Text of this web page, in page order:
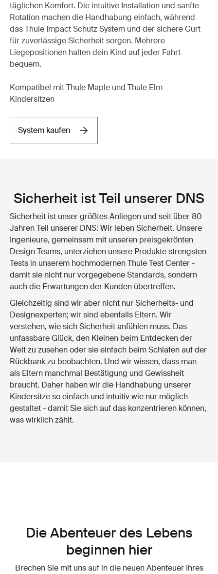
täglichen Komfort. Die intuitive Installation und sanfte
Rotation machen die Handhabung einfach, während
das Thule Impact Schutz System und der sichere Gurt
für zuverlässige Sicherheit sorgen. Mehrere
Liegepositionen halten dein Kind auf jeder Fahrt
bequem.
Kompatibel mit Thule Maple und Thule Elm
Kindersitzen
System kaufen
Sicherheit ist Teil unserer DNS
Sicherheit ist unser größtes Anliegen und seit über 80
Jahren Teil unserer DNS: Wir leben Sicherheit. Unsere
Ingenieure, gemeinsam mit unseren preisgekrönten
Design Teams, unterziehen unsere Produkte strengsten
Tests in unserem hochmodernen Thule Test Center -
damit sie nicht nur vorgegebene Standards, sondern
auch die Erwartungen der Kunden übertreffen.
Gleichzeitig sind wir aber nicht nur Sicherheits- und
Designexperten; wir sind ebenfalls Eltern. Wir
verstehen, wie sich Sicherheit anfühlen muss. Das
unfassbare Glück, den Kleinen beim Entdecken der
Welt zu zusehen oder sie einfach beim Schlafen auf der
Rückbank zu beobachten. Und wir wissen, dass man
als Eltern manchmal Bestätigung und Gewissheit
braucht. Daher haben wir die Handhabung unserer
Kindersitze so einfach und intuitiv wie nur möglich
gestaltet - damit Sie sich auf das konzentrieren können,
was wirklich zählt.
Die Abenteuer des Lebens
beginnen hier
Brechen Sie mit uns auf in die neuen Abenteuer Ihres